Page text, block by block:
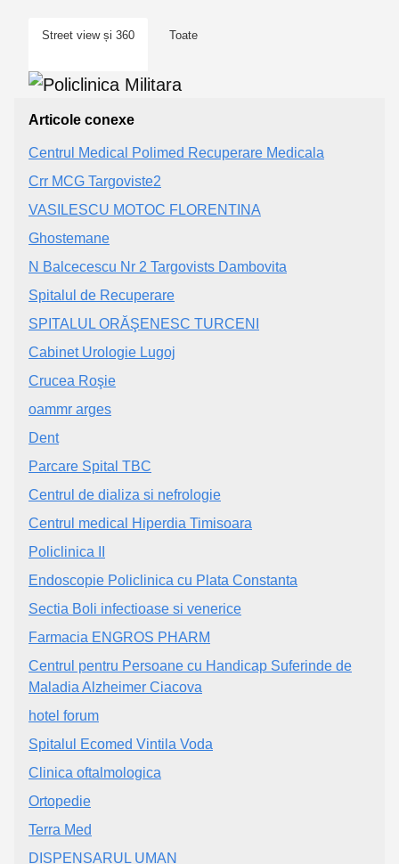
Street view și 360 Toate
Articole conexe
Centrul Medical Polimed Recuperare Medicala
Crr MCG Targoviste2
VASILESCU MOTOC FLORENTINA
Ghostemane
N Balcecescu Nr 2 Targovists Dambovita
Spitalul de Recuperare
SPITALUL ORĂŞENESC TURCENI
Cabinet Urologie Lugoj
Crucea Roşie
oammr arges
Dent
Parcare Spital TBC
Centrul de dializa si nefrologie
Centrul medical Hiperdia Timisoara
Policlinica II
Endoscopie Policlinica cu Plata Constanta
Sectia Boli infectioase si venerice
Farmacia ENGROS PHARM
Centrul pentru Persoane cu Handicap Suferinde de
Maladia Alzheimer Ciacova
hotel forum
Spitalul Ecomed Vintila Voda
Clinica oftalmologica
Ortopedie
Terra Med
DISPENSARUL UMAN